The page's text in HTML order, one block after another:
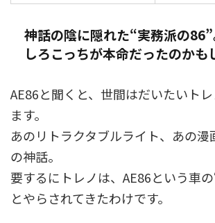
神話の陰に隠れた“実務派の
しろこっちが本命だったのかも
AE86と聞くと、世間はだいたいト
ます。
あのリトラクタブルライト、あの漫
の神話。
要するにトレノは、AE86という車
とやらされてきたわけです。